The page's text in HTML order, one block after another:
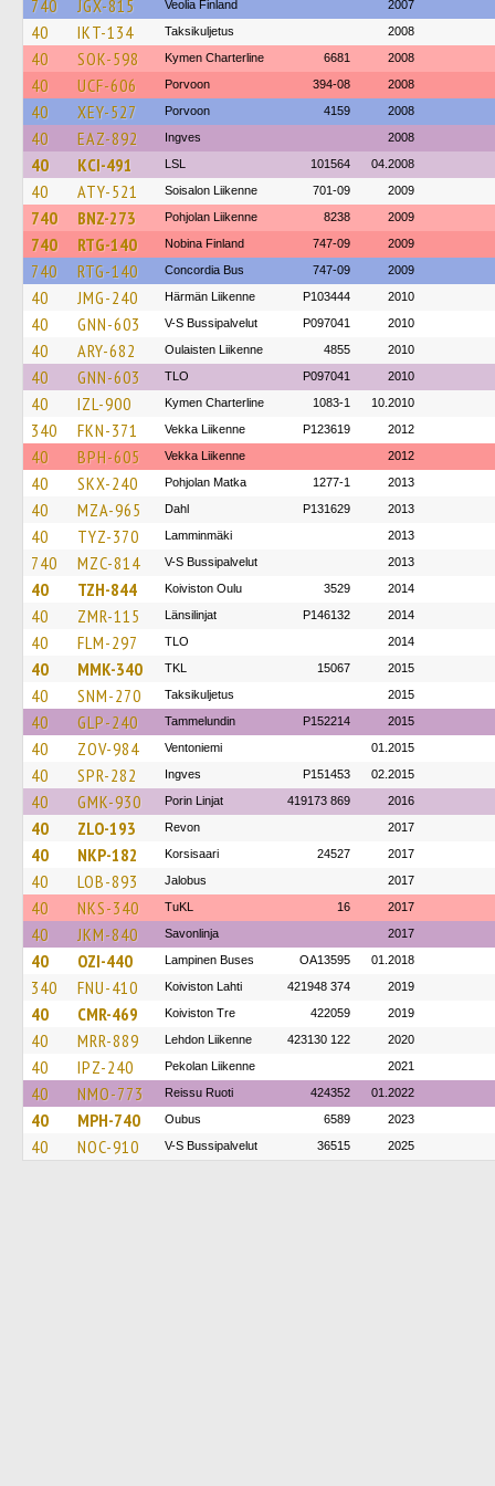
740 JGX-815 Veolia Finland 2007
40 IKT-134 Taksikuljetus 2008
40 SOK-598 Kymen Charterline 6681 2008
40 UCF-606 Porvoon 394-08 2008
40 XEY-527 Porvoon 4159 2008
40 EAZ-892 Ingves 2008
40 KCI-491 LSL 101564 04.2008
40 ATY-521 Soisalon Liikenne 701-09 2009
740 BNZ-273 Pohjolan Liikenne 8238 2009
740 RTG-140 Nobina Finland 747-09 2009
740 RTG-140 Concordia Bus 747-09 2009
40 JMG-240 Härmän Liikenne P103444 2010
40 GNN-603 V-S Bussipalvelut P097041 2010
40 ARY-682 Oulaisten Liikenne 4855 2010
40 GNN-603 TLO P097041 2010
40 IZL-900 Kymen Charterline 1083-1 10.2010
340 FKN-371 Vekka Liikenne P123619 2012
40 BPH-605 Vekka Liikenne 2012
40 SKX-240 Pohjolan Matka 1277-1 2013
40 MZA-965 Dahl P131629 2013
40 TYZ-370 Lamminmäki 2013
740 MZC-814 V-S Bussipalvelut 2013
40 TZH-844 Koiviston Oulu 3529 2014
40 ZMR-115 Länsilinjat P146132 2014
40 FLM-297 TLO 2014
40 MMK-340 TKL 15067 2015
40 SNM-270 Taksikuljetus 2015
40 GLP-240 Tammelundin P152214 2015
40 ZOV-984 Ventoniemi 01.2015
40 SPR-282 Ingves P151453 02.2015
40 GMK-930 Porin Linjat 419173 869 2016
40 ZLO-193 Revon 2017
40 NKP-182 Korsisaari 24527 2017
40 LOB-893 Jalobus 2017
40 NKS-340 TuKL 16 2017
40 JKM-840 Savonlinja 2017
40 OZI-440 Lampinen Buses OA13595 01.2018
340 FNU-410 Koiviston Lahti 421948 374 2019
40 CMR-469 Koiviston Tre 422059 2019
40 MRR-889 Lehdon Liikenne 423130 122 2020
40 IPZ-240 Pekolan Liikenne 2021
40 NMO-773 Reissu Ruoti 424352 01.2022
40 MPH-740 Oubus 6589 2023
40 NOC-910 V-S Bussipalvelut 36515 2025